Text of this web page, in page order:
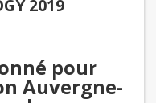
2019
pour
Auvergne-